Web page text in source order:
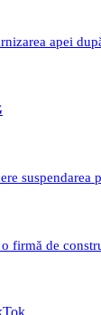
apei
suspendarea
firmă de